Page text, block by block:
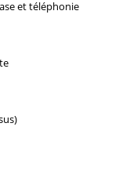
et téléphonie